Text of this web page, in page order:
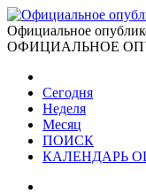
Официальное
ОФИЦИАЛЬНОЕ
Сегодня
Неделя
Месяц
ПОИСК
КАЛЕНДАРЬ